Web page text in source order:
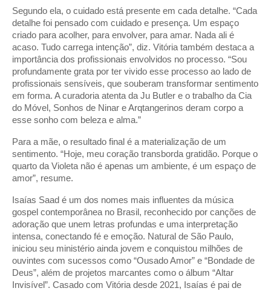
Segundo ela, o cuidado está presente em cada detalhe. “Cada
detalhe foi pensado com cuidado e presença. Um espaço
criado para acolher, para envolver, para amar. Nada ali é
acaso. Tudo carrega intenção”, diz. Vitória também destaca a
importância dos profissionais envolvidos no processo. “Sou
profundamente grata por ter vivido esse processo ao lado de
profissionais sensíveis, que souberam transformar sentimento
em forma. A curadoria atenta da Ju Butler e o trabalho da Cia
do Móvel, Sonhos de Ninar e Arqtangerinos deram corpo a
esse sonho com beleza e alma.”
Para a mãe, o resultado final é a materialização de um
sentimento. “Hoje, meu coração transborda gratidão. Porque o
quarto da Violeta não é apenas um ambiente, é um espaço de
amor”, resume.
Isaías Saad é um dos nomes mais influentes da música
gospel contemporânea no Brasil, reconhecido por canções de
adoração que unem letras profundas e uma interpretação
intensa, conectando fé e emoção. Natural de São Paulo,
iniciou seu ministério ainda jovem e conquistou milhões de
ouvintes com sucessos como “Ousado Amor” e “Bondade de
Deus”, além de projetos marcantes como o álbum “Altar
Invisível”. Casado com Vitória desde 2021, Isaías é pai de